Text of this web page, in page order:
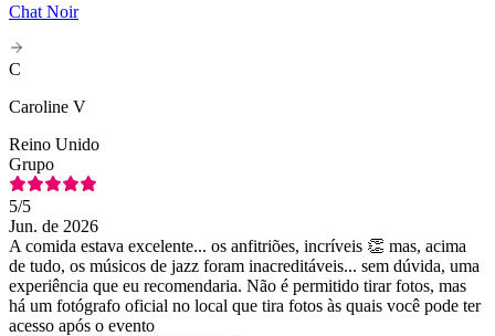
Chat Noir
C
Caroline V
Reino Unido
Grupo
5/5
Jun. de 2026
A comida estava excelente... os anfitriões, incríveis 👏 mas, acima
de tudo, os músicos de jazz foram inacreditáveis... sem dúvida, uma
experiência que eu recomendaria. Não é permitido tirar fotos, mas
há um fotógrafo oficial no local que tira fotos às quais você pode ter
acesso após o evento